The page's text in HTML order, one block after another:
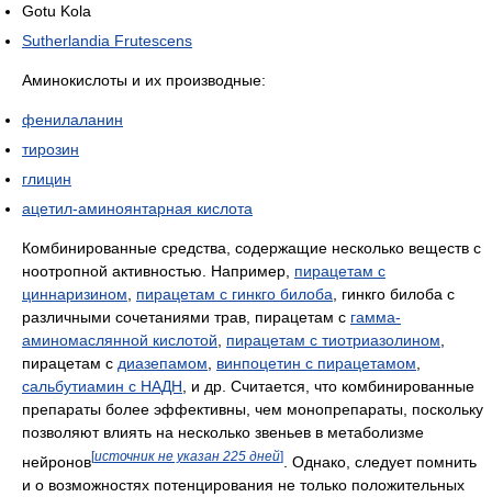
Gotu Kola
Sutherlandia Frutescens
Аминокислоты и их производные:
фенилаланин
тирозин
глицин
ацетил-аминоянтарная кислота
Комбинированные средства, содержащие несколько веществ с
ноотропной активностью. Например, пирацетам с
циннаризином
пирацетам с гинкго билоба , гинкго билоба с
различными сочетаниями трав, пирацетам с гамма-
аминомаслянной кислотой
пирацетам с тиотриазолином
пирацетам с диазепамом винпоцетин с пирацетамом
сальбутиамин с НАДН , и др. Считается, что комбинированные
препараты более эффективны, чем монопрепараты, поскольку
позволяют влиять на несколько звеньев в метаболизме
нейронов[источник не указан 225 дней]
. Однако, следует помнить
и о возможностях потенцирования не только положительных